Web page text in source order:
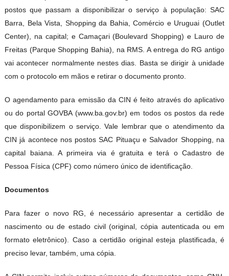
postos que passam a disponibilizar o serviço à população: SAC
Barra, Bela Vista, Shopping da Bahia, Comércio e Uruguai (Outlet
Center), na capital; e Camaçari (Boulevard Shopping) e Lauro de
Freitas (Parque Shopping Bahia), na RMS. A entrega do RG antigo
vai acontecer normalmente nestes dias. Basta se dirigir à unidade
com o protocolo em mãos e retirar o documento pronto.
O agendamento para emissão da CIN é feito através do aplicativo
ou do portal GOVBA (www.ba.gov.br) em todos os postos da rede
que disponibilizem o serviço. Vale lembrar que o atendimento da
CIN já acontece nos postos SAC Pituaçu e Salvador Shopping, na
capital baiana. A primeira via é gratuita e terá o Cadastro de
Pessoa Física (CPF) como número único de identificação.
Documentos
Para fazer o novo RG, é necessário apresentar a certidão de
nascimento ou de estado civil (original, cópia autenticada ou em
formato eletrônico). Caso a certidão original esteja plastificada, é
preciso levar, também, uma cópia.